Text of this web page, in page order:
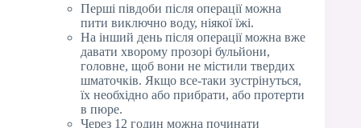
Перші півдоби після операції можна
пити виключно воду, ніякої їжі.
На інший день після операції можна вже
давати хворому прозорі бульйони,
головне, щоб вони не містили твердих
шматочків. Якщо все-таки зустрінуться,
їх необхідно або прибрати, або протерти
в пюре.
Через 12 годин можна починати